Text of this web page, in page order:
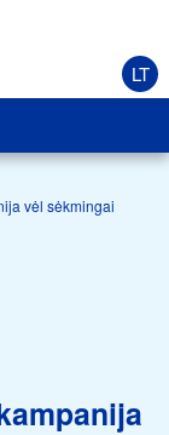
LT
vėl sėkmingai